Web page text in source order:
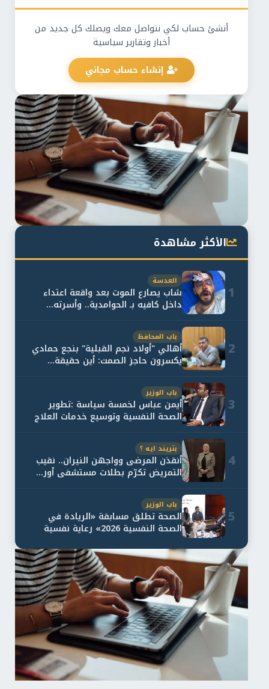
أنشئ حساب لكي نتواصل معك ويصلك كل جديد من
أخبار وتقارير سياسية
إنشاء حساب مجاني
الأكثر مشاهدة
1
العدسة
شاب يصارع الموت بعد واقعة اعتداء
داخل كافيه بـ الحوامدية.. وأسرته...
2
باب المحافظ
أهالي "أولاد نجم القبلية" بنجع حمادي
يكسرون حاجز الصمت: أين حقيقة...
3
باب الوزير
أيمن عباس لخمسة سياسة :تطوير
الصحة النفسية وتوسيع خدمات العلاج
4
بتريند ايه ؟
أنقذن المرضى وواجهن النيران.. نقيب
التمريض تكرّم بطلات مستشفى أور...
5
باب الوزير
الصحة تطلق مسابقة «الريادة في
الصحة النفسية 2026» رعاية نفسية